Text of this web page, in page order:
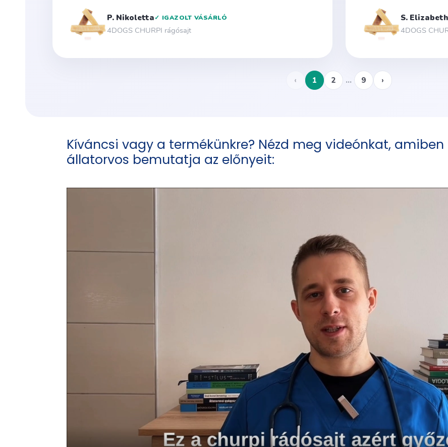
Kíváncsi vagy a termékünkre? Nézd meg videónkat, amiben
állatorvos bemutatja az előnyeit: